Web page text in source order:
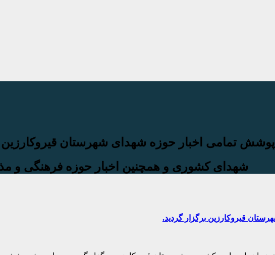
پوشش تمامی اخبار حوزه شهدای شهرستان
شهدای کشوری و همچنین اخبار حوزه فرهنگی و